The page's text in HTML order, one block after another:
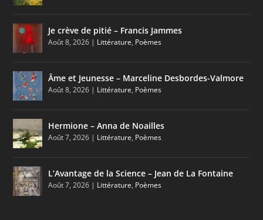
Je crève de pitié – Francis Jammes
Août 8, 2026 | Littérature, Poèmes
Âme et Jeunesse – Marceline Desbordes-Valmore
Août 8, 2026 | Littérature, Poèmes
Hermione – Anna de Noailles
Août 7, 2026 | Littérature, Poèmes
L’Avantage de la Science – Jean de La Fontaine
Août 7, 2026 | Littérature, Poèmes